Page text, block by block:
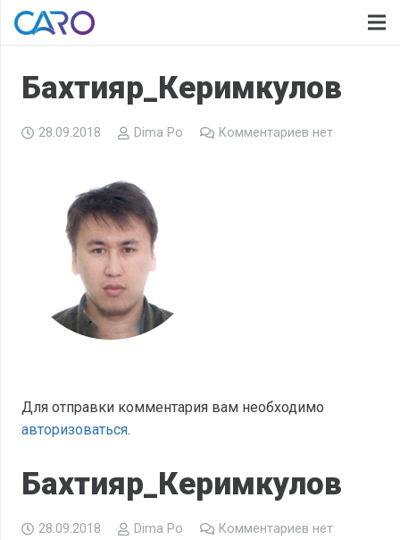
Бахтияр_Керимкулов
28.09.2018 Dima Po Комментариев нет
Для отправки комментария вам необходимо
авторизоваться.
Бахтияр_Керимкулов
28.09.2018 Dima Po Комментариев нет